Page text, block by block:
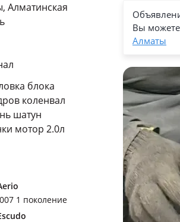
Алматинская
блока
коленвал
шатун
мотор 2.0л
1 поколение
Вы
Алматы